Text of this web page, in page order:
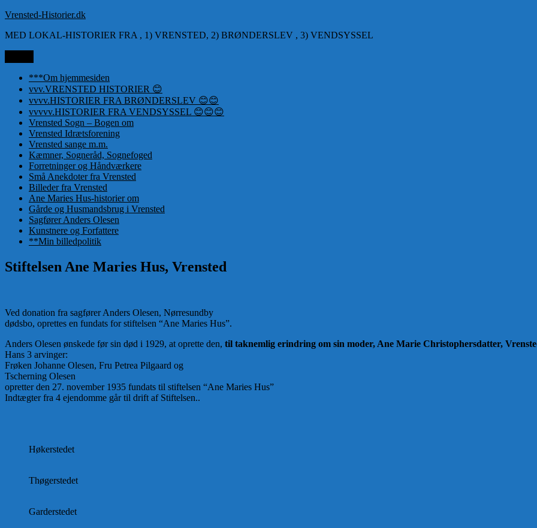
Videre
indhold
Vrensted-Historier.dk
MED LOKAL-HISTORIER FRA , 1) VRENSTED, 2) BRØNDERSLEV , 3) VENDSYSSEL
***Om hjemmesiden
vvv.VRENSTED HISTORIER 😊
vvvv.HISTORIER FRA BRØNDERSLEV 😊😊
vvvvv.HISTORIER FRA VENDSYSSEL 😊😊😊
Vrensted Sogn – Bogen om
Vrensted Idrætsforening
Vrensted sange m.m.
Kæmner, Sogneråd, Sognefoged
Forretninger og Håndværkere
Små Anekdoter fra Vrensted
Billeder fra Vrensted
Ane Maries Hus-historier om
Gårde og Husmandsbrug i Vrensted
Sagfører Anders Olesen
Kunstnere og Forfattere
**Min billedpolitik
Stiftelsen Ane Maries Hus, Vrensted
Ved donation fra sagfører Anders Olesen, Nørresundby
dødsbo, oprettes en fundats for stiftelsen “Ane Maries Hus”.
Anders Olesen ønskede før sin død i 1929, at oprette den, til taknemlig erindring om sin moder, Ane Marie Christophersdatter,
Hans 3 arvinger:
Frøken Johanne Olesen, Fru Petrea Pilgaard og
Tscherning Olesen
opretter den 27. november 1935 fundats til stiftelsen “Ane Maries Hus”
Indtægter fra 4 ejendomme går til drift af Stiftelsen..
Høkerstedet
Thøgerstedet
Garderstedet